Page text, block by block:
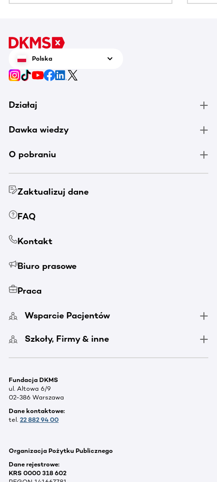
Polska
Działaj
Dawka wiedzy
O pobraniu
Zaktualizuj dane
FAQ
Kontakt
Biuro prasowe
Praca
Wsparcie Pacjentów
Szkoły, Firmy & inne
Fundacja DKMS
ul. Altowa 6/9
02-386 Warszawa
Dane kontaktowe:
tel. 22 882 94 00
Organizacja Pożytku Publicznego
Dane rejestrowe:
KRS 0000 318 602